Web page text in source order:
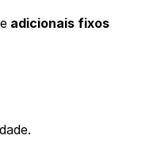
adicionais fixos